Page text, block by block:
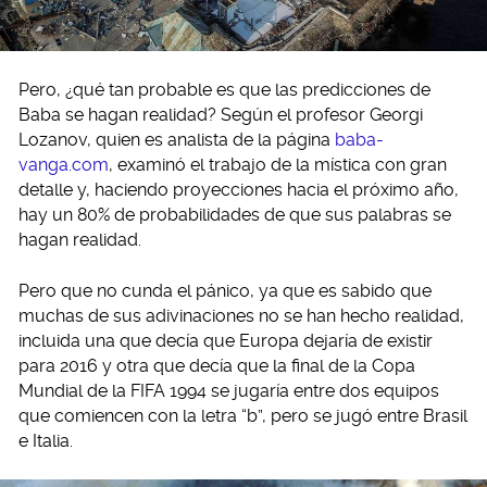
Pero, ¿qué tan probable es que las predicciones de
Baba se hagan realidad? Según el profesor Georgi
Lozanov, quien es analista de la página baba-
vanga.com, examinó el trabajo de la mística con gran
detalle y, haciendo proyecciones hacia el próximo año,
hay un 80% de probabilidades de que sus palabras se
hagan realidad.
Pero que no cunda el pánico, ya que es sabido que
muchas de sus adivinaciones no se han hecho realidad,
incluida una que decía que Europa dejaría de existir
para 2016 y otra que decía que la final de la Copa
Mundial de la FIFA 1994 se jugaría entre dos equipos
que comiencen con la letra “b”, pero se jugó entre Brasil
e Italia.